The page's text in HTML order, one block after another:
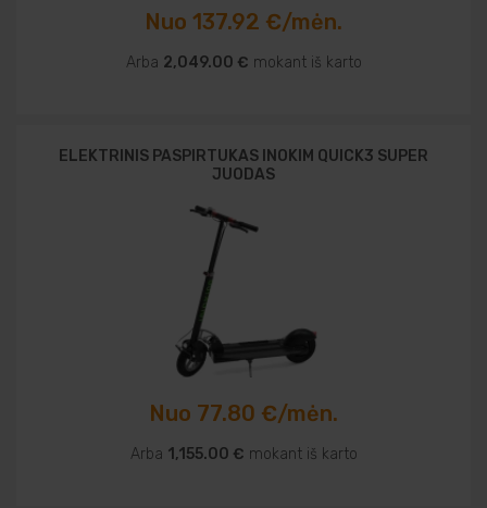
Nuo 137.92 €/mėn.
Arba 2,049.00 € mokant iš karto
ELEKTRINIS PASPIRTUKAS INOKIM QUICK3 SUPER
JUODAS
Nuo 77.80 €/mėn.
Arba 1,155.00 € mokant iš karto